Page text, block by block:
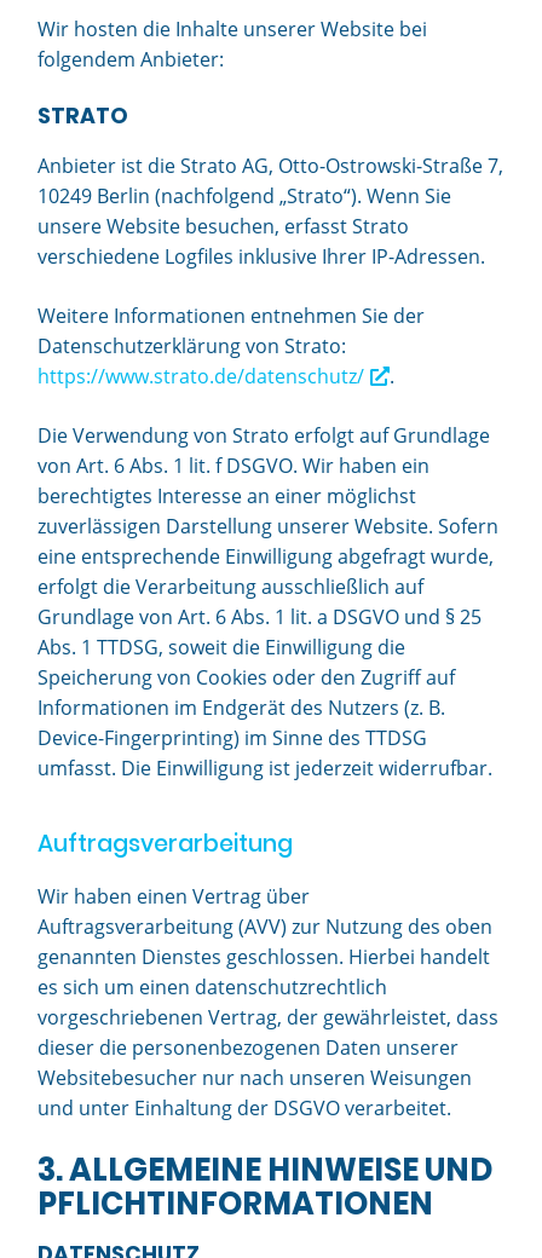
Wir hosten die Inhalte unserer Website bei
folgendem Anbieter:
STRATO
Anbieter ist die Strato AG, Otto-Ostrowski-Straße 7,
10249 Berlin (nachfolgend „Strato“). Wenn Sie
unsere Website besuchen, erfasst Strato
verschiedene Logfiles inklusive Ihrer IP-Adressen.
Weitere Informationen entnehmen Sie der
Datenschutzerklärung von Strato:
https://www.strato.de/datenschutz/
.
Die Verwendung von Strato erfolgt auf Grundlage
von Art. 6 Abs. 1 lit. f DSGVO. Wir haben ein
berechtigtes Interesse an einer möglichst
zuverlässigen Darstellung unserer Website. Sofern
eine entsprechende Einwilligung abgefragt wurde,
erfolgt die Verarbeitung ausschließlich auf
Grundlage von Art. 6 Abs. 1 lit. a DSGVO und § 25
Abs. 1 TTDSG, soweit die Einwilligung die
Speicherung von Cookies oder den Zugriff auf
Informationen im Endgerät des Nutzers (z. B.
Device-Fingerprinting) im Sinne des TTDSG
umfasst. Die Einwilligung ist jederzeit widerrufbar.
Auftragsverarbeitung
Wir haben einen Vertrag über
Auftragsverarbeitung (AVV) zur Nutzung des oben
genannten Dienstes geschlossen. Hierbei handelt
es sich um einen datenschutzrechtlich
vorgeschriebenen Vertrag, der gewährleistet, dass
dieser die personenbezogenen Daten unserer
Websitebesucher nur nach unseren Weisungen
und unter Einhaltung der DSGVO verarbeitet.
3. ALLGEMEINE HINWEISE UND
PFLICHT­INFORMATIONEN